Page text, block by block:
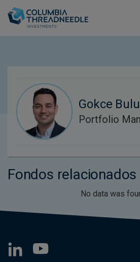
Gokce
Portfolio
Fondos relacionados
No data was